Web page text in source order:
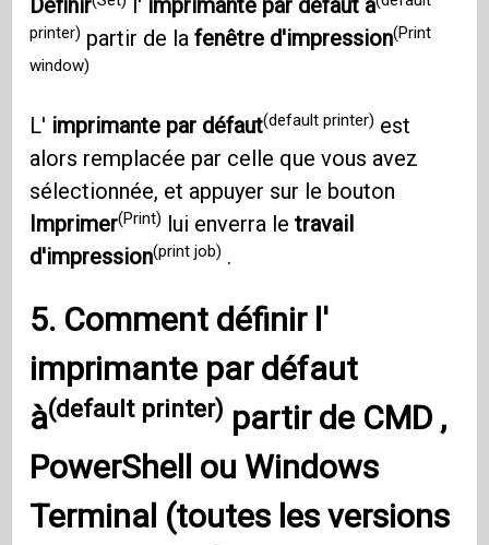
Définir l' imprimante par défaut à
printer) partir de lafenêtre d'impression(Print
window)
L' imprimante par défaut(default printer) est
alors remplacée par celle que vous avez
sélectionnée, et appuyer sur le bouton
Imprimer(Print) lui enverra letravail
d'impression(print job) .
5. Comment définir l'
imprimante par défaut
à(default printer) partir de CMD ,
PowerShell
ouWindows
Terminal (toutes les versions